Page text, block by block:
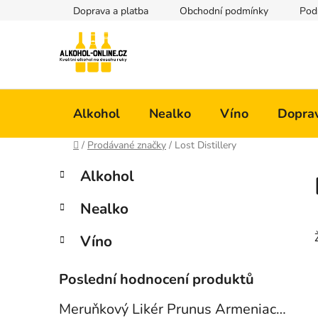
Doprava a platba Obchodní podmínky
Alkohol Nealko Víno
Domů
/ Prodávané značky / Lost Distillery
P
s
r
n
n
Přeskočit
kategorie
K
a
e
o
i
Alkohol
Nealko
Víno
Poslední hodnocení produktů
Meruňkový Likér Prunus Armeniaca 24% 0,7l